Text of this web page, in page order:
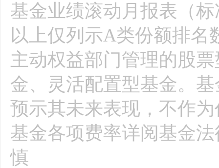
基金业绩滚动月报表（
以上仅列示A类份额排名
主动权益部门管理的股
金、灵活配置型基金。
预示其未来表现，不作
基金各项费率详阅基金
慎